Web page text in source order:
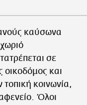
καύσωνα
σε
και
κοινωνία,
Όλοι